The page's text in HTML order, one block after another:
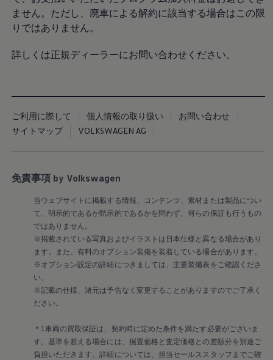
メンテナンスプログラム
延長保証ウォルフィサポート
カスタマーセンター
認定中古車
“Certified Pre-Owned”の品質とは
フォルクスワーゲンについて
企業情報
会社概要
倫理・リスク管理・コンプライアンス
2025
2024
2023
2022
2021
2020
2019
2017
リコール関連情報
セーフティ マイスター
ません。ただし、廃車による解約に該当する場合はこの限
りではありません。
詳しくは正規ディーラーにお問い合わせください。
ご利用に際して 個人情報の取り扱い
お問い合わせ
サイトマップ
VOLKSWAGEN AG
免責事項 by Volkswagen
当ウェブサイトに掲載する情報、コンテンツ、素材または製品につい
て、明示的であるか黙示的であるかを問わず、何らの保証も行うもの
ではありません。
※掲載されている写真およびイラストは日本仕様と異なる場合があり
ます。また、有料のオプション装備を装着している場合があります。
※オプション設定の詳細につきましては、主要装備表をご確認くださ
い。
※記載の仕様、諸元は予告なく変更することがありますのでご了承く
ださい。
＊1車両の買取保証は、契約時に定めた条件を満たす必要がございま
す。基準を超える場合には、据置価格と査定価格との差額分を別途ご
負担いただきます。詳細については、担当セールススタッフまでご確